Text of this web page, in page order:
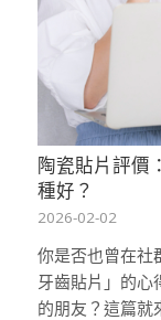
陶瓷貼片評價
種好？
2026-02-02
你是否也曾在社
牙齒貼片」的心
的朋友？這篇就